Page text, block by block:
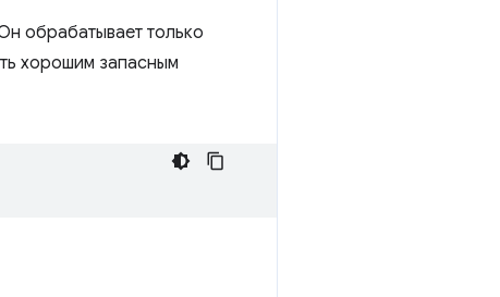
обрабатывает только
хорошим запасным